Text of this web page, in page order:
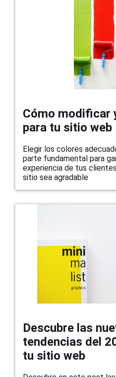
Cómo modificar
para tu sitio web
Elegir los colores
parte fundamental para
experiencia de tus
sitio sea agradable
Descubre las
tendencias del
tu sitio web